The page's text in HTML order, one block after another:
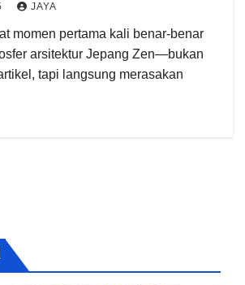
JAYA
momen pertama kali benar-benar
arsitektur Jepang Zen—bukan
tapi langsung merasakan